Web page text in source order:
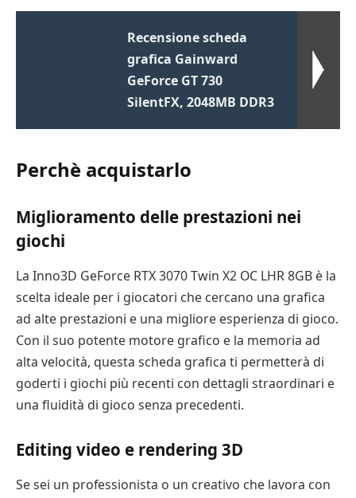
Recensione scheda
grafica Gainward
GeForce GT 730
SilentFX, 2048MB DDR3
Perchè acquistarlo
Miglioramento delle prestazioni nei
giochi
La Inno3D GeForce RTX 3070 Twin X2 OC LHR 8GB è la
scelta ideale per i giocatori che cercano una grafica
ad alte prestazioni e una migliore esperienza di gioco.
Con il suo potente motore grafico e la memoria ad
alta velocità, questa scheda grafica ti permetterà di
goderti i giochi più recenti con dettagli straordinari e
una fluidità di gioco senza precedenti.
Editing video e rendering 3D
Se sei un professionista o un creativo che lavora con